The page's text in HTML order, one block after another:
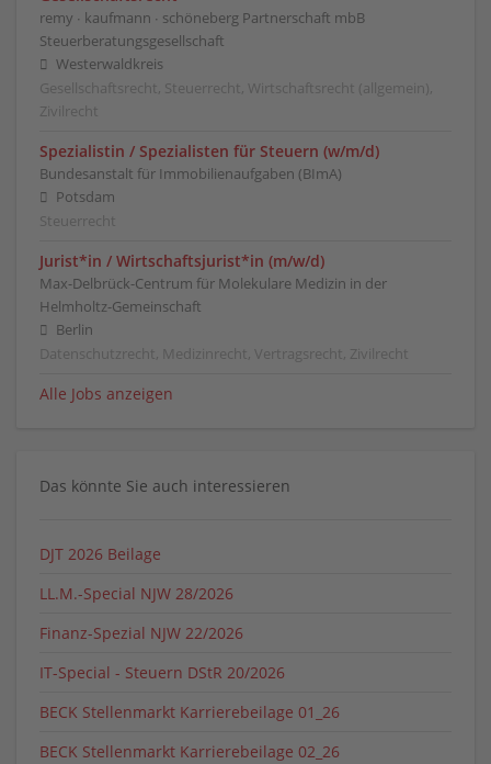
remy ∙ kaufmann ∙ schöneberg Partnerschaft mbB
Steuerberatungsgesellschaft
Westerwaldkreis
Gesellschaftsrecht, Steuerrecht, Wirtschaftsrecht (allgemein),
Zivilrecht
Spezialistin / Spezialisten für Steuern (w/m/d)
Bundesanstalt für Immobilienaufgaben (BImA)
Potsdam
Steuerrecht
Jurist*in / Wirtschafts­jurist*in (m/w/d)
Max-Delbrück-Centrum für Molekulare Medizin in der
Helmholtz-Gemeinschaft
Berlin
Datenschutzrecht, Medizinrecht, Vertragsrecht, Zivilrecht
Alle Jobs anzeigen
Das könnte Sie auch interessieren
DJT 2026 Beilage
LL.M.-Special NJW 28/2026
Finanz-Spezial NJW 22/2026
IT-Special - Steuern DStR 20/2026
BECK Stellenmarkt Karrierebeilage 01_26
BECK Stellenmarkt Karrierebeilage 02_26